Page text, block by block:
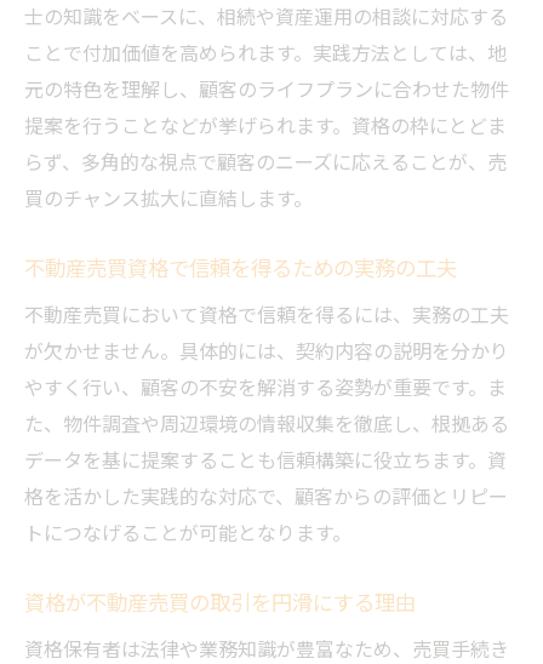
士の知識をベースに、相続や資産運用の相談に対応する
ことで付加価値を高められます。実践方法としては、地
元の特色を理解し、顧客のライフプランに合わせた物件
提案を行うことなどが挙げられます。資格の枠にとどま
らず、多角的な視点で顧客のニーズに応えることが、売
買のチャンス拡大に直結します。
不動産売買資格で信頼を得るための実務の工夫
不動産売買において資格で信頼を得るには、実務の工夫
が欠かせません。具体的には、契約内容の説明を分かり
やすく行い、顧客の不安を解消する姿勢が重要です。ま
た、物件調査や周辺環境の情報収集を徹底し、根拠ある
データを基に提案することも信頼構築に役立ちます。資
格を活かした実践的な対応で、顧客からの評価とリピー
トにつなげることが可能となります。
資格が不動産売買の取引を円滑にする理由
資格保有者は法律や業務知識が豊富なため、売買手続き